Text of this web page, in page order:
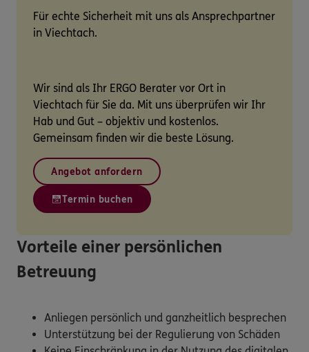
Für echte Sicherheit mit uns als Ansprechpartner
in Viechtach.
Wir sind als Ihr ERGO Berater vor Ort in
Viechtach für Sie da. Mit uns überprüfen wir Ihr
Hab und Gut – objektiv und kostenlos.
Gemeinsam finden wir die beste Lösung.
Angebot anfordern
Termin buchen
Vorteile einer persönlichen
Betreuung
Anliegen persönlich und ganzheitlich besprechen
Unterstützung bei der Regulierung von Schäden